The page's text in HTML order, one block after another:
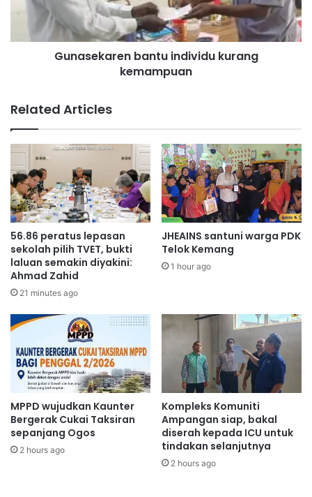
n
e
r
r
n
t
u
n
d
i
v
i
d
u
k
u
n
a
m
p
u
Gunasekaren bantu individu kurang
kemampuan
Related Articles
56.86 peratus lepasan
sekolah pilih TVET, bukti
laluan semakin diyakini:
Ahmad Zahid
21 minutes ago
JHEAINS santuni warga PDK
Telok Kemang
1 hour ago
MPPD wujudkan Kaunter
Bergerak Cukai Taksiran
sepanjang Ogos
2 hours ago
Kompleks Komuniti
Ampangan siap, bakal
diserah kepada ICU untuk
tindakan selanjutnya
2 hours ago